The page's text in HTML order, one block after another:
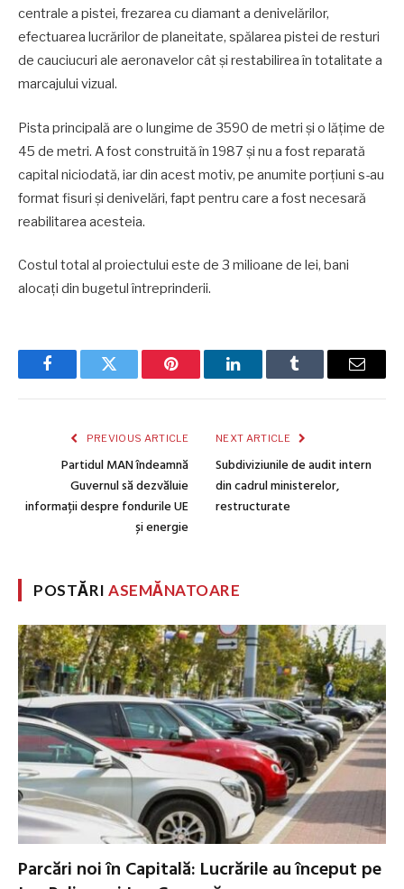
centrale a pistei, frezarea cu diamant a denivelărilor,
efectuarea lucrărilor de planeitate, spălarea pistei de resturi
de cauciucuri ale aeronavelor cât și restabilirea în totalitate a
marcajului vizual.
Pista principală are o lungime de 3590 de metri și o lățime de
45 de metri. A fost construită în 1987 și nu a fost reparată
capital niciodată, iar din acest motiv, pe anumite porţiuni s-au
format fisuri şi denivelări, fapt pentru care a fost necesară
reabilitarea acesteia.
Costul total al proiectului este de 3 milioane de lei, bani
alocaţi din bugetul întreprinderii.
FacebookTwitter Pinterest LinkedInTumblr Email
PREVIOUS ARTICLE
Partidul MAN îndeamnă
Guvernul să dezvăluie
informații despre fondurile UE
și energie
NEXT ARTICLE
Subdiviziunile de audit intern
din cadrul ministerelor,
restructurate
POSTĂRIASEMĂNATOARE
Parcări noi în Capitală: Lucrările au început pe